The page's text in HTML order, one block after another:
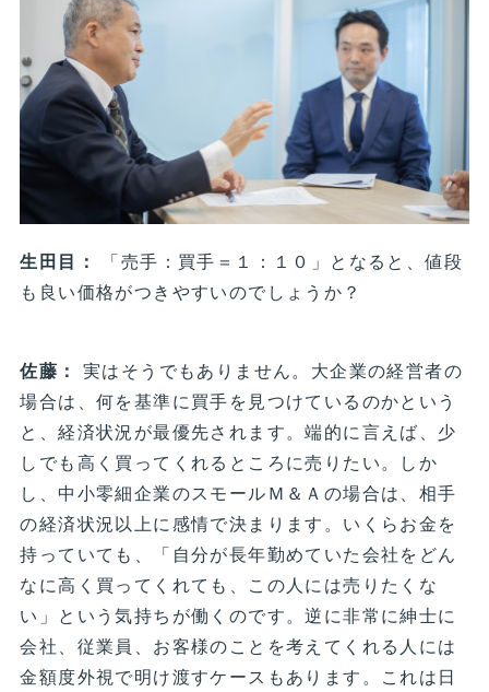
生田目：
「売手：買手＝１：１０」となると、値段
も良い価格がつきやすいのでしょうか？
佐藤： 実はそうでもありません。大企業の経営者の
場合は、何を基準に買手を見つけているのかという
と、経済状況が最優先されます。端的に言えば、少
しでも高く買ってくれるところに売りたい。しか
し、中小零細企業のスモールＭ＆Ａの場合は、相手
の経済状況以上に感情で決まります。いくらお金を
持っていても、「自分が長年勤めていた会社をどん
なに高く買ってくれても、この人には売りたくな
い」という気持ちが働くのです。逆に非常に紳士に
会社、従業員、お客様のことを考えてくれる人には
金額度外視で明け渡すケースもあります。これは日